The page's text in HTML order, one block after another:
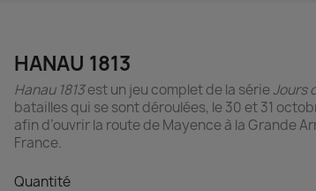
HANAU 1813
Hanau 1813est un jeu complet de la sérieJours
batailles qui se sont déroulées, le 30 et 31
afin d’ouvrir la route de Mayence à la Grande
France.
Quantité